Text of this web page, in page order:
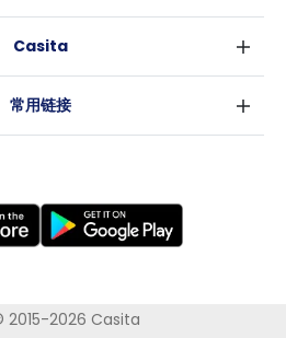
爱丁堡
利兹
考文垂
莱斯特
纽卡斯尔
布里斯班
阿德莱德
洛杉矶
Casita
常用链接
2015-2026 Casita